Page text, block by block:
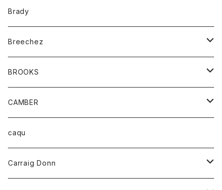
コート
バッグ
ベルト
キッズ
Tシャツ
グッズ
アンダーウェアー
カードホルダー
トップス
カーディガン
ボトム
オーバーオール
ショートパンツ
レディース
オーバーオール
Brady
Breechez
シャツ
BROOKS
グッズ
靴
CAMBER
トップス
ハーフスリーブTシャツ
caqu
Carraig Donn